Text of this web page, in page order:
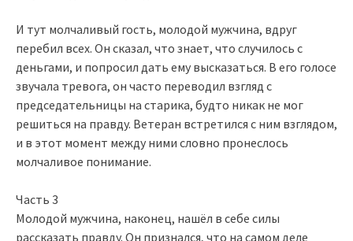
И тут молчаливый гость, молодой мужчина, вдруг
перебил всех. Он сказал, что знает, что случилось с
деньгами, и попросил дать ему высказаться. В его голосе
звучала тревога, он часто переводил взгляд с
председательницы на старика, будто никак не мог
решиться на правду. Ветеран встретился с ним взглядом,
и в этот момент между ними словно пронеслось
молчаливое понимание.
Часть 3
Молодой мужчина, наконец, нашёл в себе силы
рассказать правду. Он признался, что на самом деле